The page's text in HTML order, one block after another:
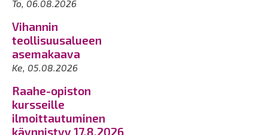
To, 06.08.2026
Vihannin
teollisuusalueen
asemakaava
Ke, 05.08.2026
Raahe-opiston
kursseille
ilmoittautuminen
käynnistyy 17.8.2026